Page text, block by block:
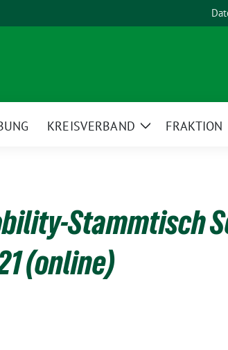
KREISVERBAND
ZeigeFRAKTION
Stammtisch
(online)